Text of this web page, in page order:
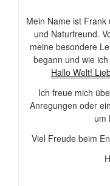
Mein Name ist
und Naturfreund.
meine besondere
begann und wie
Hallo Welt!
Ich freue mich
Anregungen oder
um
Viel Freude beim